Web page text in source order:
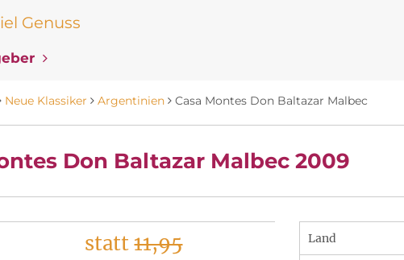
Genuss
Neue Klassiker Argentinien Casa Montes Don Baltazar Malbec
Don Baltazar Malbec 2009
statt11,95 Land